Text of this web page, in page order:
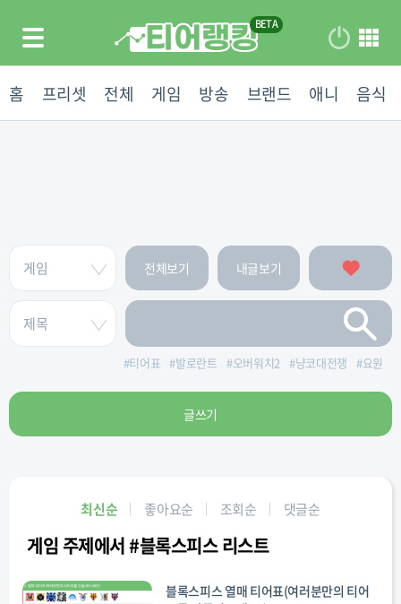
홈 프리셋 전체 게임 방송 브랜드 애니 음식
전체보기 내글보기
#티어표 #발로란트 #오버워치2 #냥코대전쟁 #요원
글쓰기
최신순 좋아요순 조회순 댓글순
게임 주제에서 #블록스피스 리스트
블록스피스 열매 티어표(여러분만의 티어